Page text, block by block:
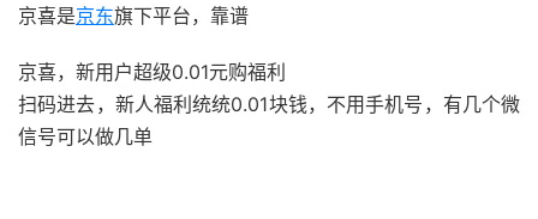
京喜是京东旗下平台，靠谱
京喜，新用户超级0.01元购福利
扫码进去，新人福利统统0.01块钱，不用手机号，有几个微
信号可以做几单